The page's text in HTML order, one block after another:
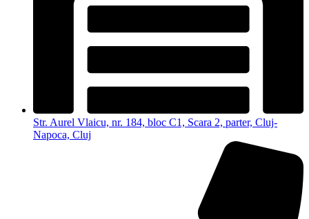
Str. Aurel Vlaicu, nr. 184, bloc C1, Scara 2, parter, Cluj-
Napoca, Cluj